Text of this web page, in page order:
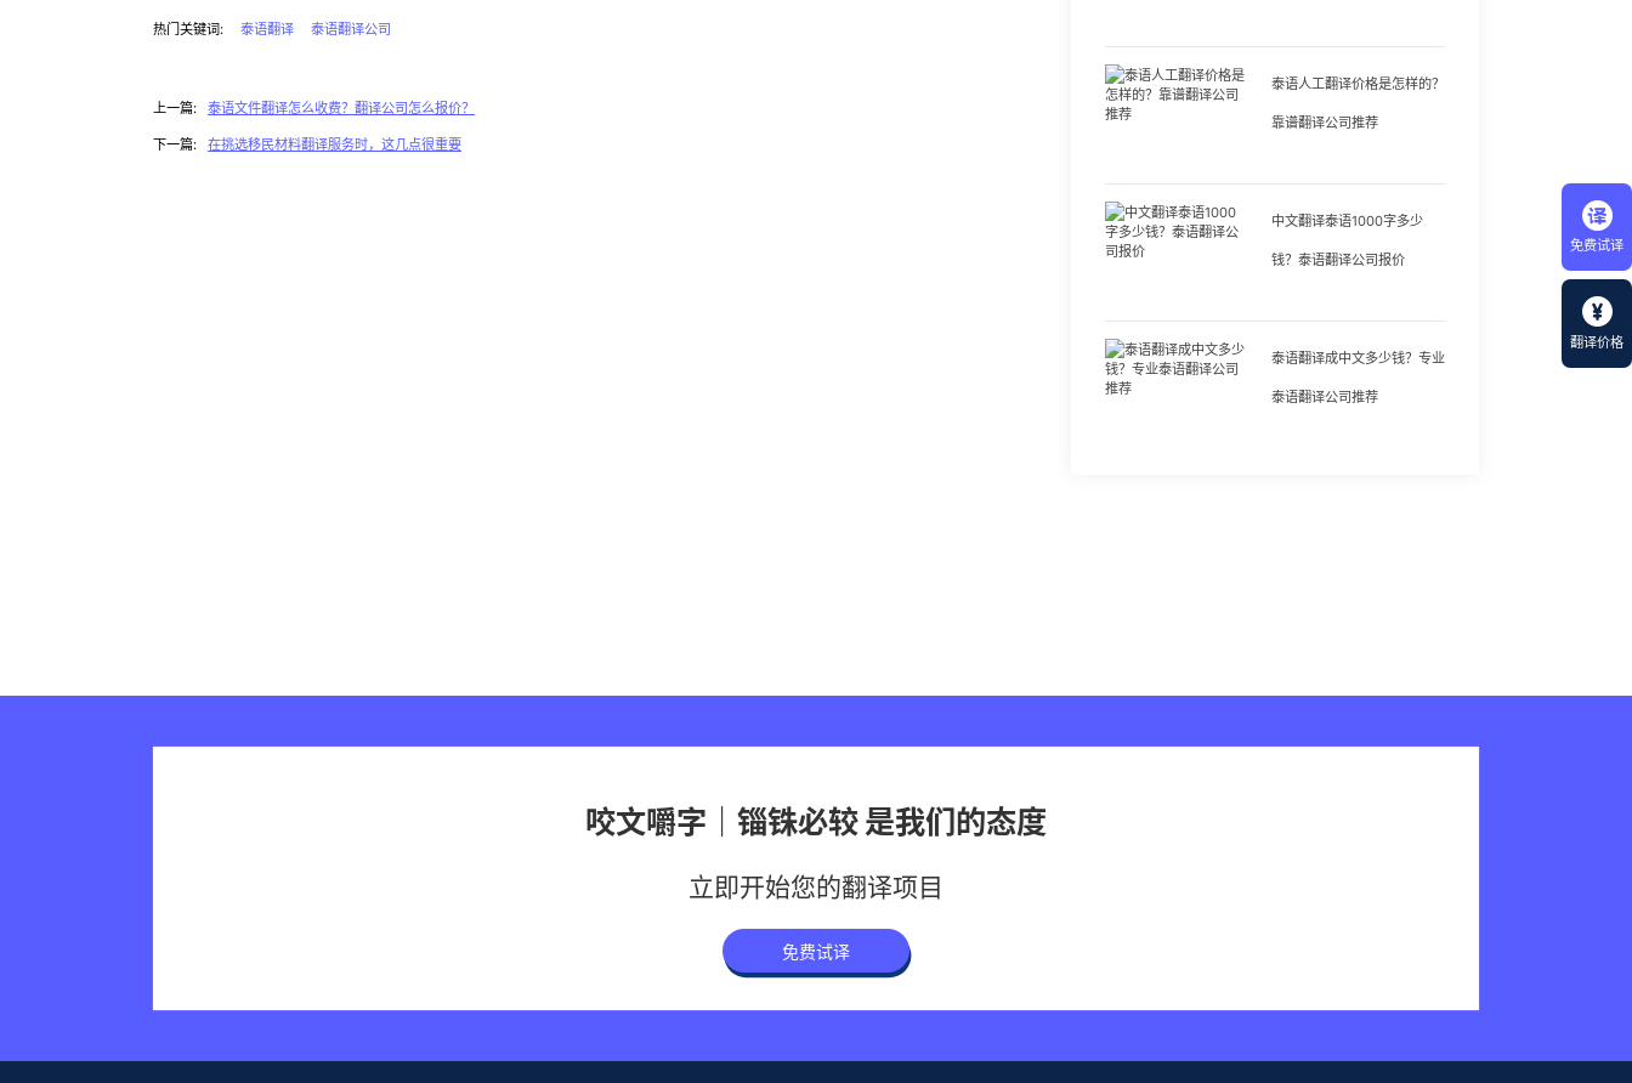
免费试译
翻译价格
热门关键词: 泰语翻译 泰语翻译公司
上一篇: 泰语文件翻译怎么收费？翻译公司怎么报价？
下一篇: 在挑选移民材料翻译服务时，这几点很重要
泰语人工翻译价格是怎样的？
靠谱翻译公司推荐
中文翻译泰语1000字多少
钱？泰语翻译公司报价
泰语翻译成中文多少钱？专业
泰语翻译公司推荐
咬文嚼字｜锱铢必较 是我们的态度
立即开始您的翻译项目
免费试译